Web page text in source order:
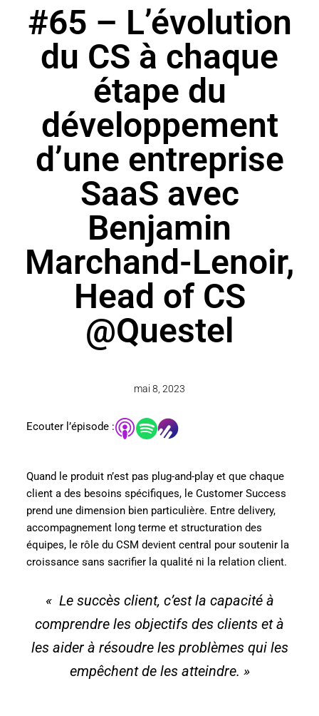
#65 – L’évolution
du CS à chaque
étape du
développement
d’une entreprise
SaaS avec
Benjamin
Marchand-Lenoir,
Head of CS
@Questel
mai 8, 2023
Ecouter l’épisode :
Quand le produit n’est pas plug-and-play et que chaque
client a des besoins spécifiques, le Customer Success
prend une dimension bien particulière. Entre delivery,
accompagnement long terme et structuration des
équipes, le rôle du CSM devient central pour soutenir la
croissance sans sacrifier la qualité ni la relation client.
« Le succès client, c’est la capacité à
comprendre les objectifs des clients et à
les aider à résoudre les problèmes qui les
empêchent de les atteindre. »